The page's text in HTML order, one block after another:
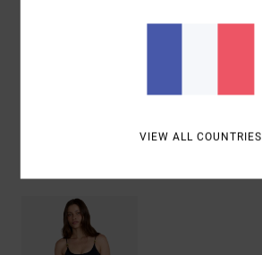
Traçabilité du produit (Loi Agec)
Livraison & Retours
VIEW ALL COUNTRIES